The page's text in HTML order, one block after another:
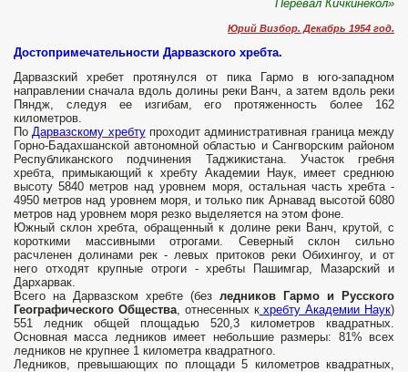
Перевал Кичкинекол»
Юрий Визбор. Декабрь 1954 год.
Достопримечательности Дарвазского хребта.
Дарвазский хребет протянулся от пика Гармо в юго-западном
направлении сначала вдоль долины реки Ванч, а затем вдоль реки
Пяндж, следуя ее изгибам, его протяженность более 162
километров.
ПоДарвазскому хребтупроходит административная граница между
Горно-Бадахшанской автономной областью и Сангворским районом
Республиканского подчинения Таджикистана. Участок гребня
хребта, примыкающий к хребту Академии Наук, имеет среднюю
высоту 5840 метров над уровнем моря, остальная часть хребта -
4950 метров над уровнем моря, и только пик Арнавад высотой 6080
метров над уровнем моря резко выделяется на этом фоне.
Южный склон хребта, обращенный к долине реки Ванч, крутой, с
короткими массивными отрогами. Северный склон сильно
расчленен долинами рек - левых притоков реки Обихингоу, и от
него отходят крупные отроги - хребты Пашимгар, Мазарский и
Дархарвак.
Всего на Дарвазском хребте (без ледников Гармо и Русского
Географического Общества, отнесенных к хребту Академии Наук)
551 ледник общей площадью 520,3 километров квадратных.
Основная масса ледников имеет небольшие размеры: 81% всех
ледников не крупнее 1 километра квадратного.
Ледников, превышающих по площади 5 километров квадратных,